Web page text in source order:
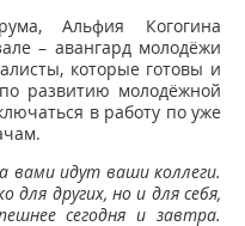
Альфия Когогина
– авангард молодёжи
которые готовы и
развитию молодёжной
в работу по уже
вами идут ваши коллеги.
других, но и для себя,
сегодня и завтра.